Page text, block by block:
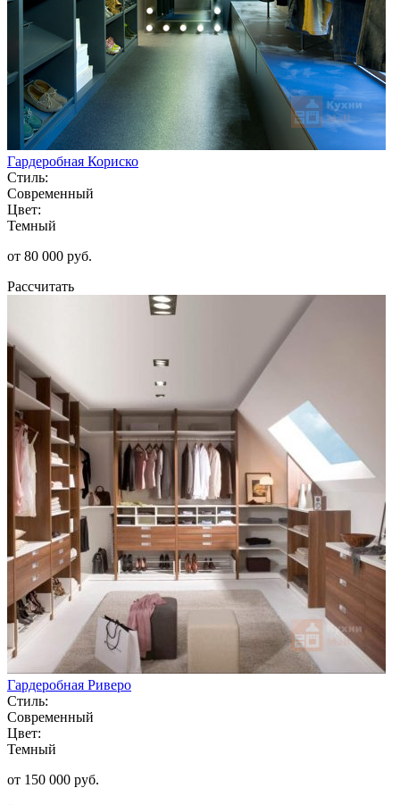
Гардеробная Кориско
Стиль:
Современный
Цвет:
Темный
от 80 000 руб.
Рассчитать
Гардеробная Риверо
Стиль:
Современный
Цвет:
Темный
от 150 000 руб.